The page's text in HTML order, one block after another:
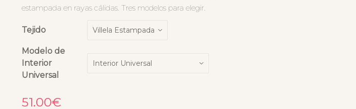
estampada en rayas cálidas. Tres modelos para elegir.
Tejido
Modelo de
Interior
Universal
51.00€